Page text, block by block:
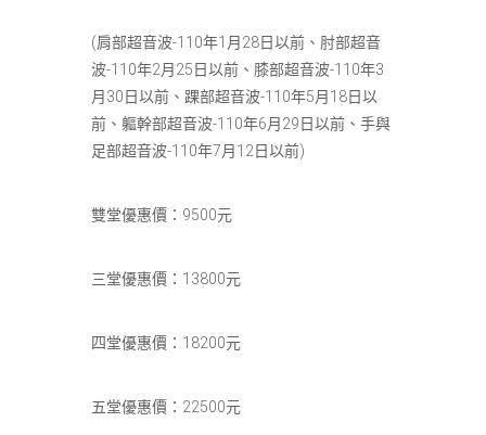
(肩部超音波-110年1月28日以前、肘部超音
波-110年2月25日以前、膝部超音波-110年3
月30日以前、踝部超音波-110年5月18日以
前、軀幹部超音波-110年6月29日以前、手與
足部超音波-110年7月12日以前)
雙堂優惠價：9500元
三堂優惠價：13800元
四堂優惠價：18200元
五堂優惠價：22500元